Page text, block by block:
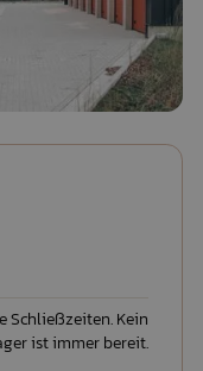
Schließzeiten. Kein
ist immer bereit.